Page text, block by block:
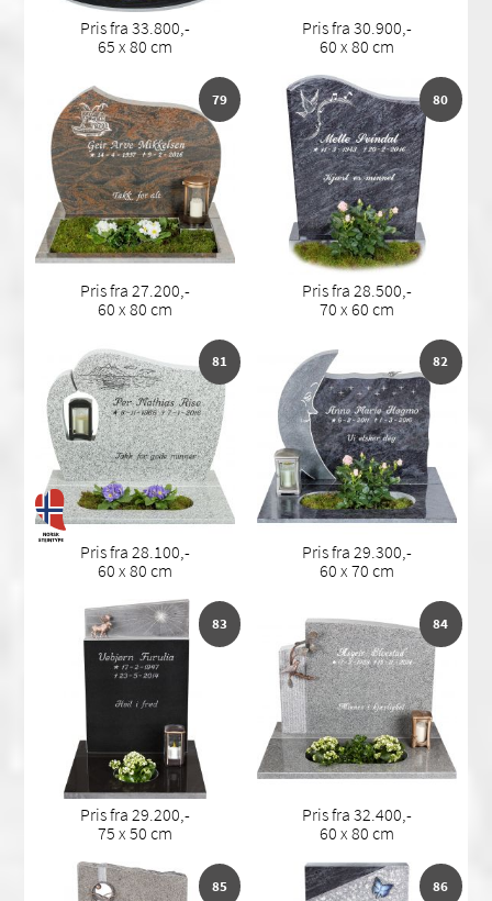
Pris fra 33.800,-
65 x 80 cm
Pris fra 30.900,-
60 x 80 cm
79
Pris fra 27.200,-
60 x 80 cm
80
Pris fra 28.500,-
70 x 60 cm
81
Pris fra 28.100,-
60 x 80 cm
82
Pris fra 29.300,-
60 x 70 cm
83
Pris fra 29.200,-
75 x 50 cm
84
Pris fra 32.400,-
60 x 80 cm
85 86